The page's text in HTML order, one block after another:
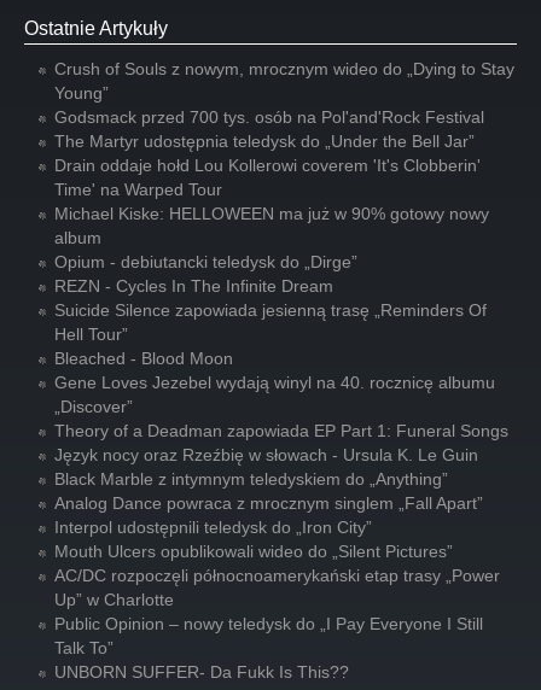
Ostatnie Artykuły
Crush of Souls z nowym, mrocznym wideo do „Dying to Stay
Young”
Godsmack przed 700 tys. osób na Pol'and'Rock Festival
The Martyr udostępnia teledysk do „Under the Bell Jar”
Drain oddaje hołd Lou Kollerowi coverem 'It's Clobberin'
Time' na Warped Tour
Michael Kiske: HELLOWEEN ma już w 90% gotowy nowy
album
Opium - debiutancki teledysk do „Dirge”
REZN - Cycles In The Infinite Dream
Suicide Silence zapowiada jesienną trasę „Reminders Of
Hell Tour”
Bleached - Blood Moon
Gene Loves Jezebel wydają winyl na 40. rocznicę albumu
„Discover”
Theory of a Deadman zapowiada EP Part 1: Funeral Songs
Język nocy oraz Rzeźbię w słowach - Ursula K. Le Guin
Black Marble z intymnym teledyskiem do „Anything”
Analog Dance powraca z mrocznym singlem „Fall Apart”
Interpol udostępnili teledysk do „Iron City”
Mouth Ulcers opublikowali wideo do „Silent Pictures”
AC/DC rozpoczęli północnoamerykański etap trasy „Power
Up” w Charlotte
Public Opinion – nowy teledysk do „I Pay Everyone I Still
Talk To”
UNBORN SUFFER- Da Fukk Is This??